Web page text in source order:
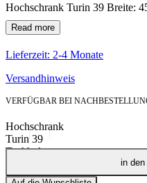
Lieferzeit: 2-4 Monate
Versandhinweis
VERFÜGBAR BEI
Hochschrank
Turin 39
Teakholz
Hochschrank
in den